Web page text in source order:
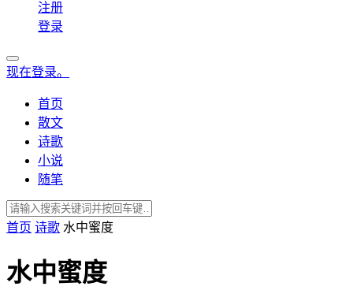
注册
登录
现在登录。
首页
散文
诗歌
小说
随笔
首页 诗歌 水中蜜度
水中蜜度